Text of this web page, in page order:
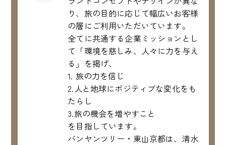
り、旅の目的に応じて幅広いお客様
の層にご利用いただいています。
全てに共通する企業ミッションとし
て「環境を慈しみ、人々に力を与え
る」を掲げ、
1. 旅の力を信じ
2.人と地球にポジティブな変化をも
たらし
3.旅の機会を増やすこと
を目指しています。
バンヤンツリー・東山京都は、清水